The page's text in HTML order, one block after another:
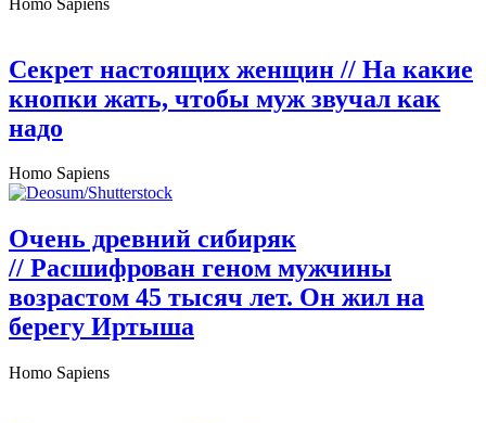
Секрет настоящих женщин // На какие
кнопки жать, чтобы муж звучал как
надо
Homo Sapiens
Очень древний сибиряк
// Расшифрован геном мужчины
возрастом 45 тысяч лет. Он жил на
берегу Иртыша
Homo Sapiens